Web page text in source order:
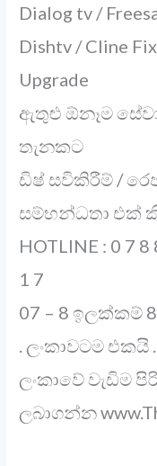
Dialog tv /
Dishtv / Cline
Upgrade
ඇතුළු ඕනෑම
තැනකට
ඩිෂ් සවිකිරීම් /
සම්භන්ධතා එක්
HOTLINE : 0 7 8
1 7
07 – 8
. ලංකාවටම එකයි .
ලංකාවේ වැඩිම
ලබාගන්න